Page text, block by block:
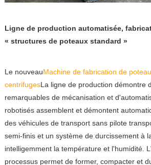
Ligne de production automatisée,
« structures de poteaux standard »
Le nouveauMachine de fabrication de
centrifugesLa ligne de production démontre
remarquables de mécanisation et
robotisés assemblent et démontent
des véhicules de transport sans pilote
semi-finis et un système de durcissement à
intelligemment la température et l'humidité.
processus permet de former, compacter et